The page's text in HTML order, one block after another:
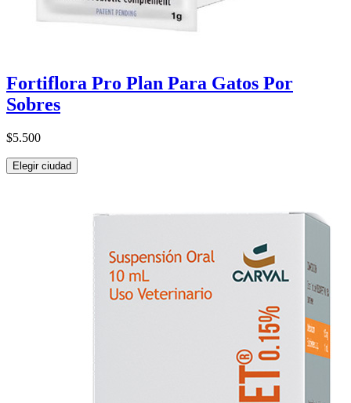
Fortiflora Pro Plan Para Gatos Por
Sobres
$5.500
Elegir ciudad